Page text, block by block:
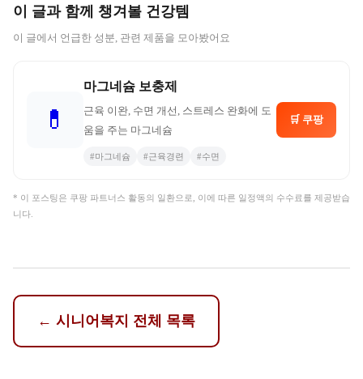
이 글과 함께 챙겨볼 건강템
이 글에서 언급한 성분, 관련 제품을 모아봤어요
💊
마그네슘 보충제
근육 이완, 수면 개선, 스트레스 완화에 도
움을 주는 마그네슘
#마그네슘 #근육경련 #수면
🛒 쿠팡
* 이 포스팅은 쿠팡 파트너스 활동의 일환으로, 이에 따른 일정액의 수수료를 제공받습
니다.
← 시니어복지 전체 목록